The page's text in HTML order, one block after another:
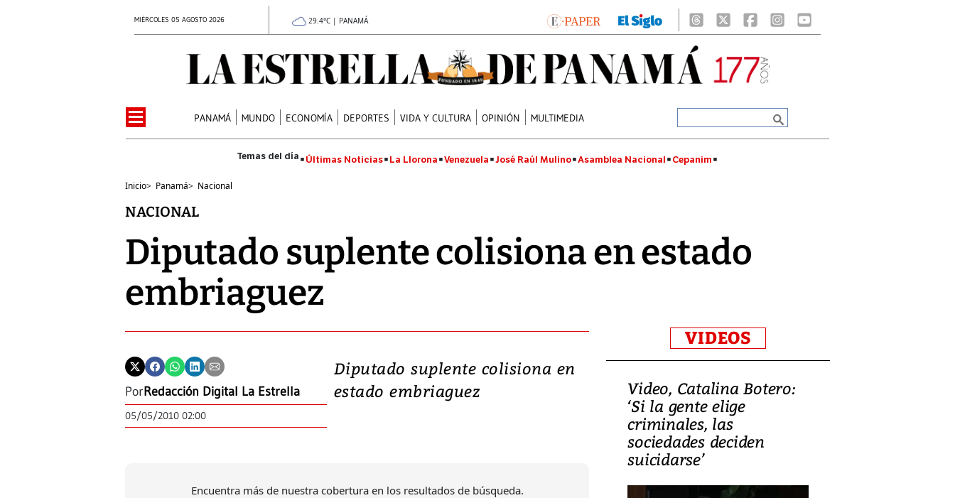
MIÉRCOLES 05 AGOSTO 2026 29.4°C | PANAMÁ
PANAMÁ MUNDO ECONOMÍA DEPORTES VIDA Y CULTURA OPINIÓN MULTIMEDIA
Últimas Noticias La Llorona Venezuela José Raúl Mulino Asamblea Nacional Cepanim
Inicio> Panamá> Nacional
NACIONAL
Diputado suplente colisiona en estado
embriaguez
PorRedacción Digital La Estrella
05/05/2010 02:00
Diputado suplente colisiona en
estado embriaguez
Encuentra más de nuestra cobertura en los resultados de búsqueda.
VIDEOS
Video, Japón: Terremoto
deja heridos y graves
Video, Catalina Botero:
‘Si la gente elige
criminales, las
sociedades deciden
suicidarse’